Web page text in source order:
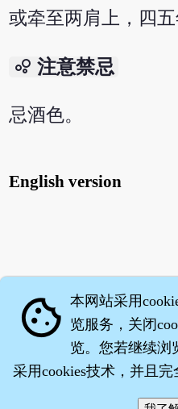
或牵至两肩上，四五
bubble_chart 注意禁忌
忌酒色。
English version
cookie 本网站采用
览服务，关闭
览。您若继续浏
采用cookies技术，并且